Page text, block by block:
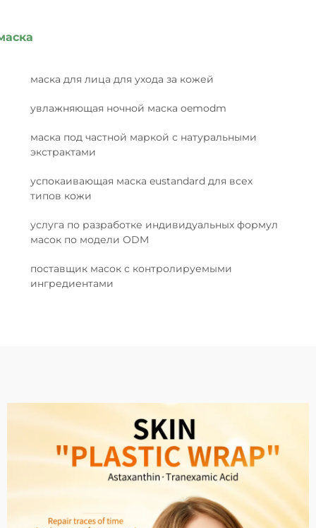
маска для лица для ухода за кожей
увлажняющая ночной маска oemodm
маска под частной маркой с натуральными
экстрактами
успокаивающая маска eustandard для всех
типов кожи
услуга по разработке индивидуальных формул
масок по модели ODM
поставщик масок с контролируемыми
ингредиентами